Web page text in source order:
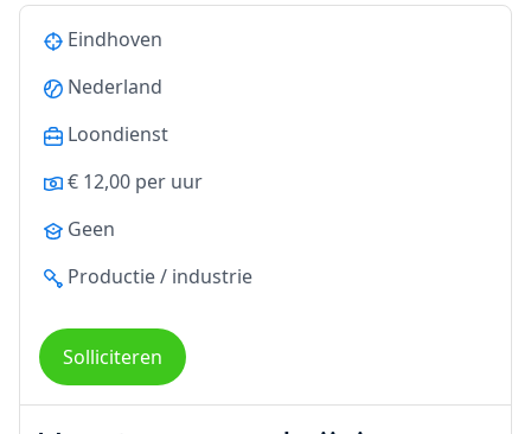
Eindhoven
Nederland
Loondienst
€ 12,00 per uur
Geen
Productie / industrie
Solliciteren